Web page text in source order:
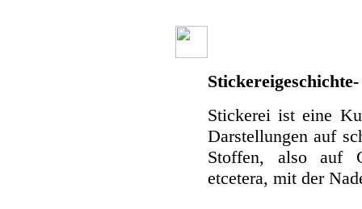
Stickerei ist eine
Darstellungen auf
Stoffen, also auf
etcetera, mit der